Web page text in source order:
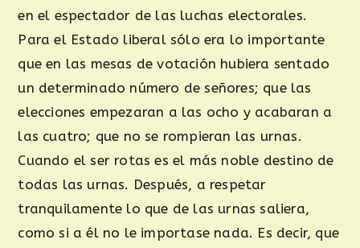
en el espectador de las luchas electorales.
Para el Estado liberal sólo era lo importante
que en las mesas de votación hubiera sentado
un determinado número de señores; que las
elecciones empezaran a las ocho y acabaran a
las cuatro; que no se rompieran las urnas.
Cuando el ser rotas es el más noble destino de
todas las urnas. Después, a respetar
tranquilamente lo que de las urnas saliera,
como si a él no le importase nada. Es decir, que